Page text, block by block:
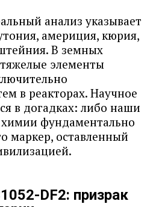
анализ указывает
америция, кюрия,
В земных
элементы
в реакторах. Научное
в догадках: либо наши
фундаментально
маркер, оставленный
DF2: призрак